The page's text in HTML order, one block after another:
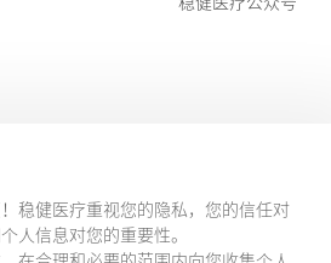
稳健医疗重视您的隐私，您的信任对
人信息对您的重要性。